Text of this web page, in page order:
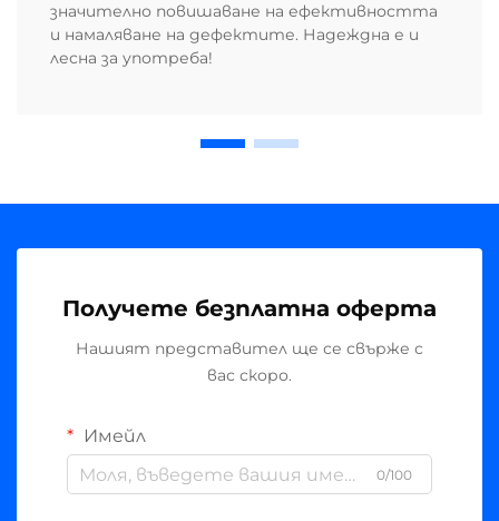
значително повишаване на ефективността
и намаляване на дефектите. Надеждна е и
лесна за употреба!
Получете безплатна оферта
Нашият представител ще се свърже с
вас скоро.
Имейл
0/100